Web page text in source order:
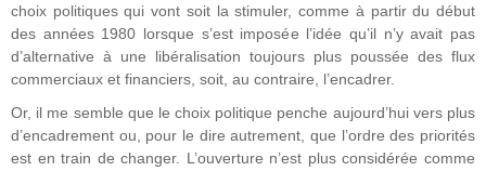
choix politiques qui vont soit la stimuler, comme à partir du début
des années 1980 lorsque s’est imposée l’idée qu’il n’y avait pas
d’alternative à une libéralisation toujours plus poussée des flux
commerciaux et financiers, soit, au contraire, l’encadrer.
Or, il me semble que le choix politique penche aujourd’hui vers plus
d’encadrement ou, pour le dire autrement, que l’ordre des priorités
est en train de changer. L’ouverture n’est plus considérée comme